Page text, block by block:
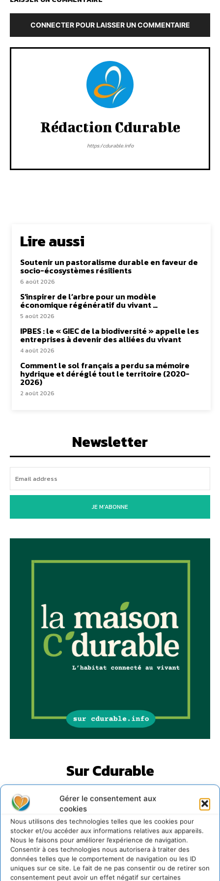
Gérer le consentement aux
cookies
Nous utilisons des technologies telles que les cookies pour
stocker et/ou accéder aux informations relatives aux appareils.
Nous le faisons pour améliorer l’expérience de navigation.
Consentir à ces technologies nous autorisera à traiter des
données telles que le comportement de navigation ou les ID
uniques sur ce site. Le fait de ne pas consentir ou de retirer son
consentement peut avoir un effet négatif sur certaines
CONNECTER POUR LAISSER UN COMMENTAIRE
Rédaction Cdurable
https:/cdurable.info
Lire aussi
Soutenir un pastoralisme durable en faveur de
socio-écosystèmes résilients
6 août 2026
S’inspirer de l’arbre pour un modèle
économique régénératif du vivant …
5 août 2026
IPBES : le « GIEC de la biodiversité » appelle les
entreprises à devenir des alliées du vivant
4 août 2026
Comment le sol français a perdu sa mémoire
hydrique et déréglé tout le territoire (2020-
2026)
2 août 2026
Newsletter
JE M'ABONNE
Sur Cdurable
Comment le sol français a perdu sa mémoire
hydrique et déréglé tout le territoire (2020-2026)
2 août 2026
Développer notre attention aux espèces vivantes
non humaines avec les communs de Zoepolis
30 juillet 2026
Un kit citoyen pour lever les freins au
développement des forêts comestibles dans nos